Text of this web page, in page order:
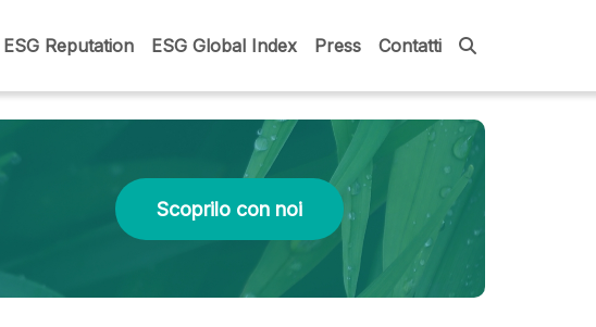
ESG Reputation ESG Global Index Press
Contatti
Scoprilo con noi